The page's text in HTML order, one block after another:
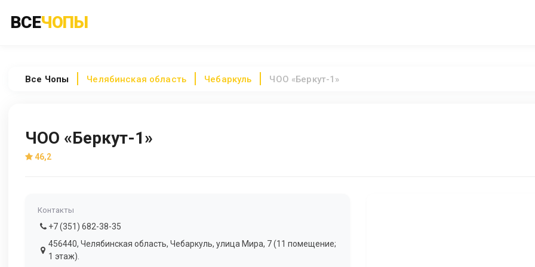
ВСЕЧОПЫ
Все Чопы Челябинская область Чебаркуль ЧОО «Беркут-1»
ЧОО «Беркут-1»
46,2
Контакты
+7 (351) 682-38-35
456440, Челябинская область, Чебаркуль, улица Мира, 7 (11 помещение;
1 этаж).